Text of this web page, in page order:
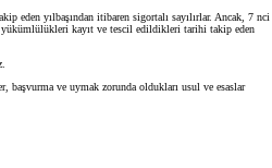
eden yılbaşından itibaren sigortalı sayılırlar. Ancak, 7 nci
yükümlülükleri kayıt ve tescil edildikleri tarihi takip eden
ve uymak zorunda oldukları usul ve esaslar